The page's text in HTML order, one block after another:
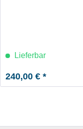
Lieferbar
240,00 € *